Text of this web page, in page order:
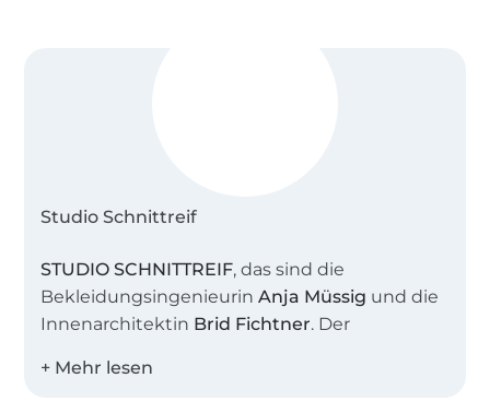
Studio Schnittreif
STUDIO SCHNITTREIF, das sind die
BekleidungsingenieurinAnja Müssig und die
Innenarchitektin Brid Fichtner. Der
unser Atelier, in dem wir viele kreative